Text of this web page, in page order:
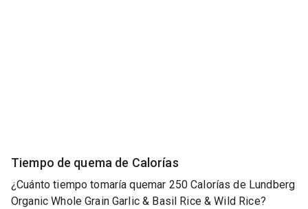
Tiempo de quema de Calorías
¿Cuánto tiempo tomaría quemar 250 Calorías de Lundberg
Organic Whole Grain Garlic & Basil Rice & Wild Rice?